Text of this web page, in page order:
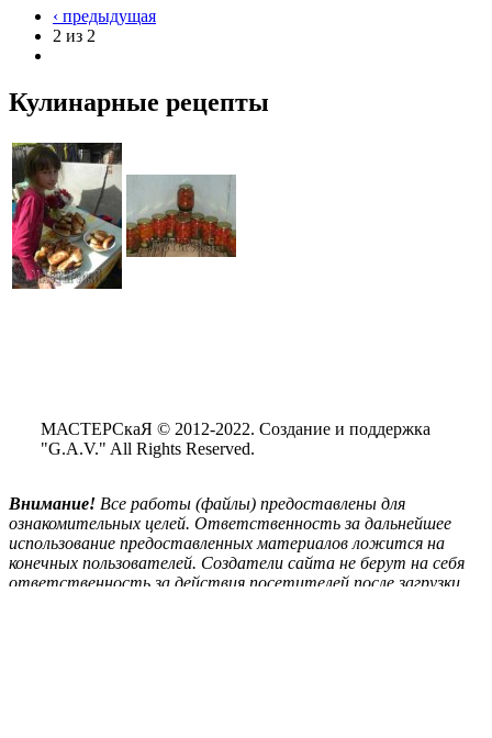
‹ предыдущая
2 из 2
Кулинарные рецепты
МАСТЕРСкаЯ © 2012-2022. Создание и поддержка
"G.A.V." All Rights Reserved.
Внимание! Все работы (файлы) предоставлены для
ознакомительных целей. Ответственность за дальнейшее
использование предоставленных материалов ложится на
конечных пользователей. Создатели сайта не берут на себя
ответственность за действия посетителей после загрузки